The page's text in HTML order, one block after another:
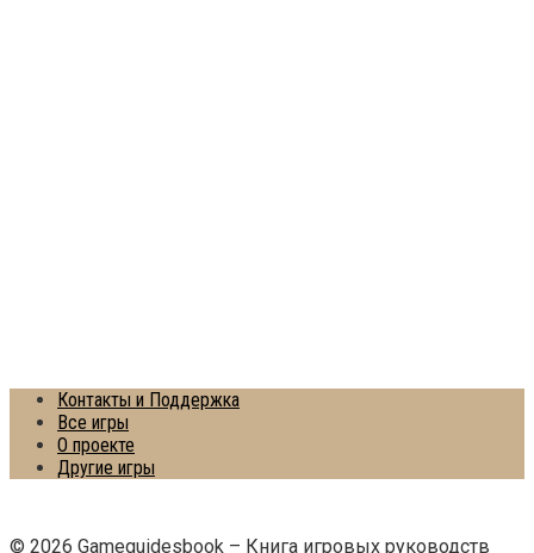
Контакты и Поддержка
Все игры
О проекте
Другие игры
© 2026 Gameguidesbook – Книга игровых руководств